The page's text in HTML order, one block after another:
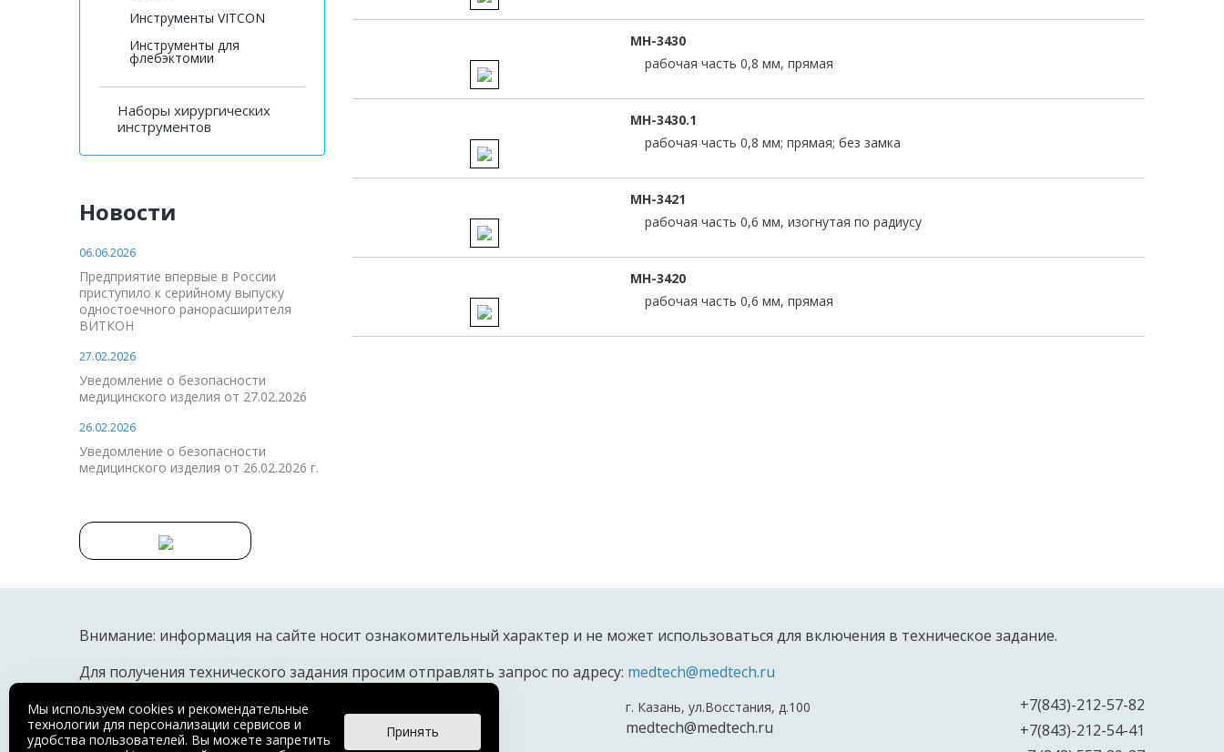
Инструменты VITCON
Инструменты для
флебэктомии
Наборы хирургических
инструментов
Новости
06.06.2026
Предприятие впервые в России
приступило к серийному выпуску
одностоечного ранорасширителя
ВИТКОН
27.02.2026
Уведомление о безопасности
медицинского изделия от 27.02.2026
26.02.2026
Уведомление о безопасности
медицинского изделия от 26.02.2026 г.
MH-3430
рабочая часть 0,8 мм, прямая
MH-3430.1
рабочая часть 0,8 мм; прямая; без замка
MH-3421
рабочая часть 0,6 мм, изогнутая по радиусу
MH-3420
рабочая часть 0,6 мм, прямая
Внимание: информация на сайте носит ознакомительный характер и не может использоваться для включения в техническое задание.
Для получения технического задания просим отправлять запрос по адресу: medtech@medtech.ru
© 2018 OOO ПТО «МЕДТЕХНИКА»
Производство медицинских инструментов, шовного материала.
г. Казань, ул.Восстания, д.100
medtech@medtech.ru
+7(843)-212-57-82
+7(843)-212-54-41
Мы используем cookies и рекомендательные
технологии для персонализации сервисов и
удобства пользователей. Вы можете запретить
Принять